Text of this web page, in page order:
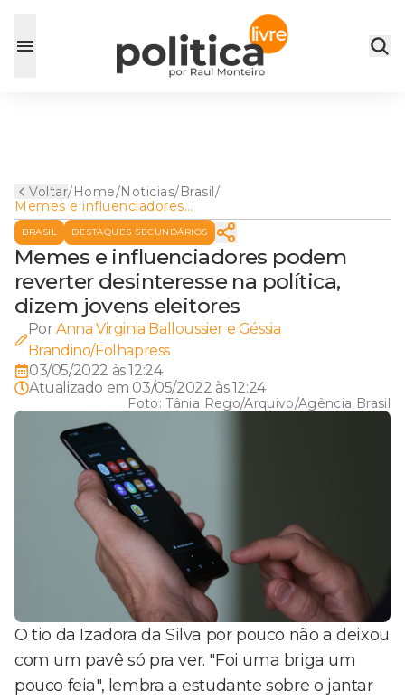
Voltar/Home/Noticias/Brasil/
Memes e influenciadores
podem reverter desinteresse
na política, dizem jovens
eleitores
BRASIL DESTAQUES SECUNDÁRIOS
Memes e influenciadores podem
reverter desinteresse na política,
dizem jovens eleitores
Por Anna Virginia Balloussier e Géssia
Brandino/Folhapress
03/05/2022 às 12:24
Atualizado em 03/05/2022 às 12:24
Foto:Tânia Rego/Arquivo/Agência Brasil
O tio da Izadora da Silva por pouco não a deixou
com um pavê só pra ver. "Foi uma briga um
pouco feia", lembra a estudante sobre o jantar